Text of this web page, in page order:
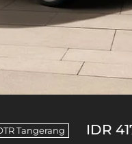
Tangerang IDR